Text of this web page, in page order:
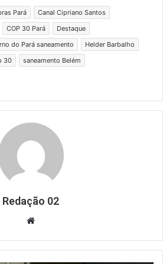
Pará
Canal Cipriano Santos
COP 30 Pará
Destaque
do Pará saneamento
Helder Barbalho
30
saneamento Belém
Redação 02
Website